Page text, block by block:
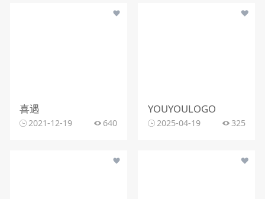
喜遇
2021-12-19 640
YOUYOULOGO
2025-04-19 325